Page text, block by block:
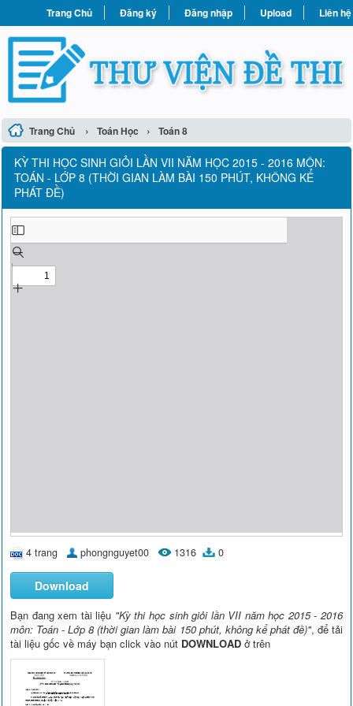
Trang Chủ Đăng ký Đăng nhập Upload Liên hệ
Trang Chủ › Toán Học › Toán 8
KỲ THI HỌC SINH GIỎI LẦN VII NĂM HỌC 2015 - 2016 MÔN:
TOÁN - LỚP 8 (THỜI GIAN LÀM BÀI 150 PHÚT, KHÔNG KỂ
PHÁT ĐỀ)
4 trang phongnguyet00 1316 0
Download
Bạn đang xem tài liệu "Kỳ thi học sinh giỏi lần VII năm học 2015 - 2016
môn: Toán - Lớp 8 (thời gian làm bài 150 phút, không kể phát đề)", để tải
tài liệu gốc về máy bạn click vào nút DOWNLOAD ở trên